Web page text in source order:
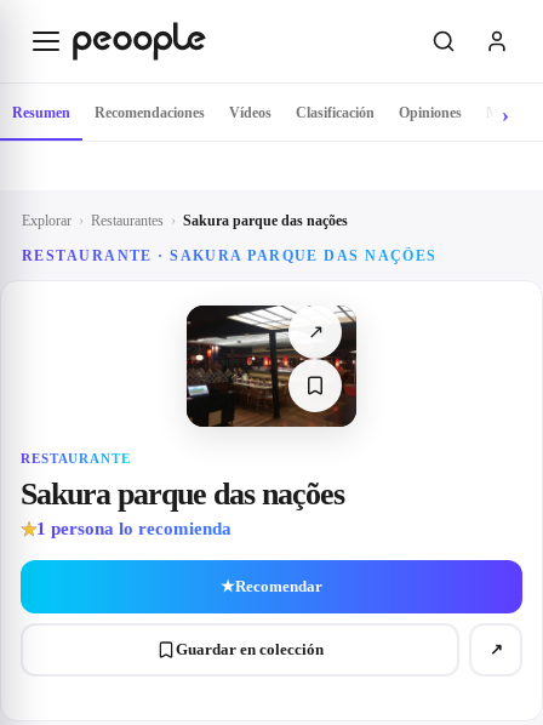
Explorar › Restaurantes › Sakura parque das nações
RESTAURANTE · SAKURA PARQUE DAS NAÇÕES
↗
RESTAURANTE
Sakura parque das nações
★1 persona lo recomienda
★Recomendar
Guardar en colección ↗
Resumen Recomendaciones Vídeos Clasificación Opiniones Mapa